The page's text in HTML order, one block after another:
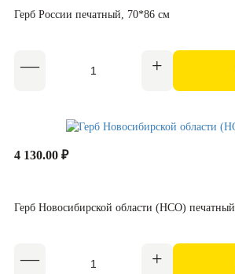
Герб России печатный, 70*86 см
4 130.00 ₽
Герб Новосибирской области (НСО) печатный